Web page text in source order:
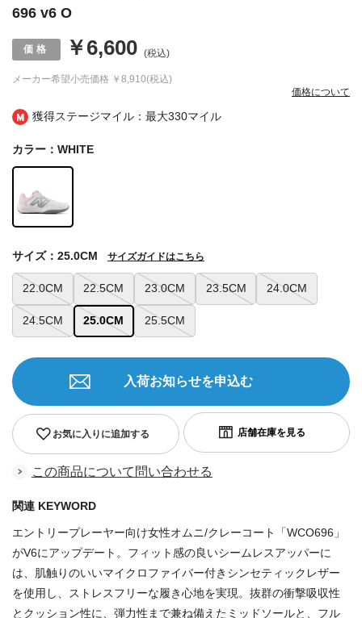
獲得ステージマイル：最大330マイル
696 v6 O
メーカー希望小売価格 ￥8,910(税込)
￥6,600 (税込)
価格について
カラー：WHITE
22.0CM 22.5CM 23.0CM 23.5CM 24.0CM
24.5CM 25.0CM 25.5CM
サイズ：25.0CM サイズガイドはこちら
お気に入りに追加する
入荷お知らせを申込む
この商品について問い合わせる
関連 KEYWORD
エントリープレーヤー向け女性オムニ/クレーコート「WCO696」
がV6にアップデート。フィット感の良いシームレスアッパーに
は、肌触りのいいマイクロファイバー付きシンセティックレザー
を使用し、ストレスフリーな履き心地を実現。抜群の衝撃吸収性
とクッション性に、弾力性まで兼ね備えたミッドソールと、フル